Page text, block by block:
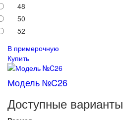
48
50
52
В примерочную
Купить
Модель №C26
Доступные варианты